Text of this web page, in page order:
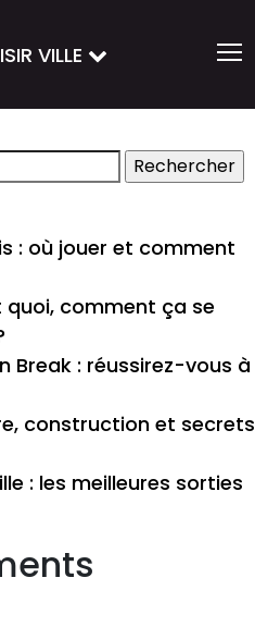
VILLE
: où jouer et comment
quoi, comment ça se
Break : réussirez-vous à
construction et secrets
: les meilleures sorties